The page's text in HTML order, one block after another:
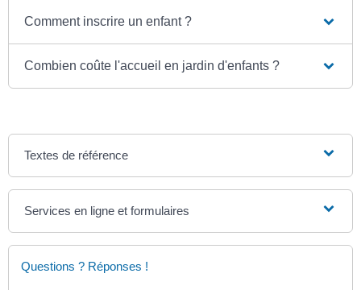
Comment inscrire un enfant ?
Combien coûte l'accueil en jardin d'enfants ?
Textes de référence
Services en ligne et formulaires
Questions ? Réponses !